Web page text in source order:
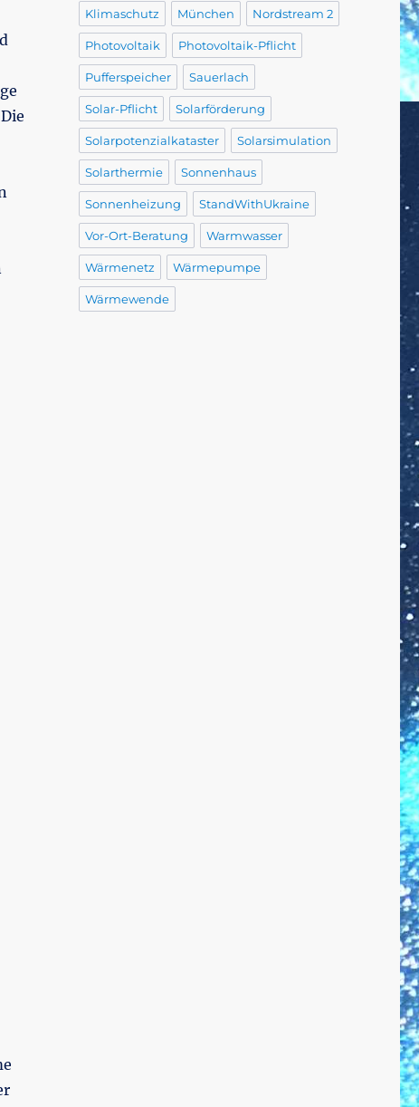
Klimaschutz München Nordstream 2
Photovoltaik Photovoltaik-Pflicht
Pufferspeicher Sauerlach
Solar-Pflicht Solarförderung
Solarpotenzialkataster Solarsimulation
Solarthermie Sonnenhaus
Sonnenheizung StandWithUkraine
Vor-Ort-Beratung Warmwasser
Wärmenetz Wärmepumpe
Wärmewende